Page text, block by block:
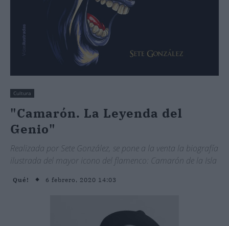
Cultura
"Camarón. La Leyenda del
Genio"
Realizada por Sete González, se pone a la venta la biografía
ilustrada del mayor icono del flamenco: Camarón de la Isla
Qué! 6 febrero, 2020 14:03